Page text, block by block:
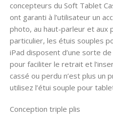
concepteurs du Soft Tablet
ont garanti à l’utilisateur un
photo, au haut-parleur et aux
particulier, les étuis souples
iPad disposent d’une sorte
pour faciliter le retrait et
cassé ou perdu n’est plus un
utilisez l’étui souple pour
Conception triple plis